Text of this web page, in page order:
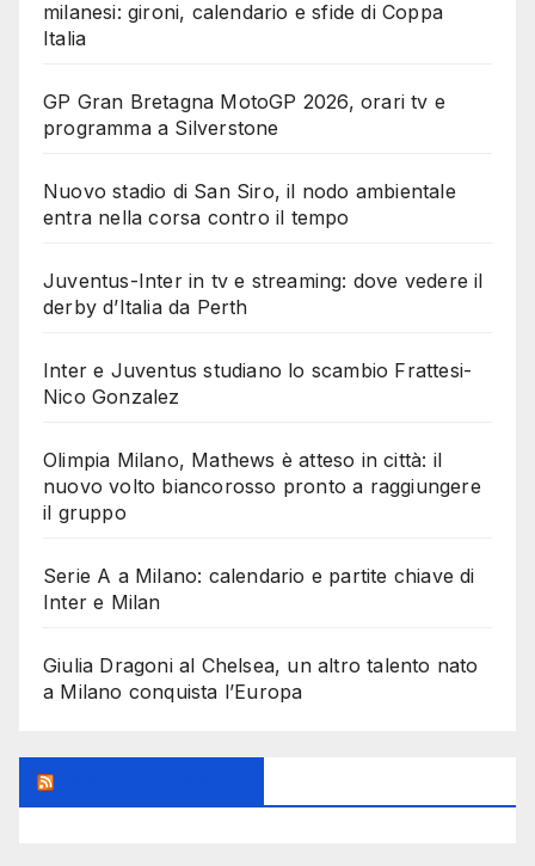
milanesi: gironi, calendario e sfide di Coppa
Italia
GP Gran Bretagna MotoGP 2026, orari tv e
programma a Silverstone
Nuovo stadio di San Siro, il nodo ambientale
entra nella corsa contro il tempo
Juventus-Inter in tv e streaming: dove vedere il
derby d’Italia da Perth
Inter e Juventus studiano lo scambio Frattesi-
Nico Gonzalez
Olimpia Milano, Mathews è atteso in città: il
nuovo volto biancorosso pronto a raggiungere
il gruppo
Serie A a Milano: calendario e partite chiave di
Inter e Milan
Giulia Dragoni al Chelsea, un altro talento nato
a Milano conquista l’Europa